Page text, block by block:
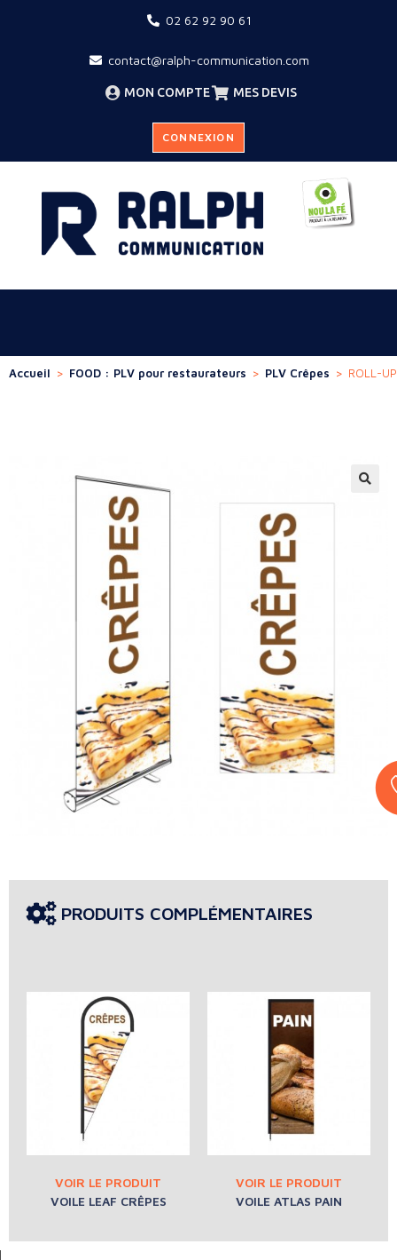
02 62 92 90 61
contact@ralph-communication.com
MON COMPTE MES DEVIS
CONNEXION
Accueil > FOOD : PLV pour restaurateurs > PLV Crêpes > ROLL-
PRODUITS COMPLÉMENTAIRES
VOILE LEAF CRÊPES VOILE ATLAS PAIN